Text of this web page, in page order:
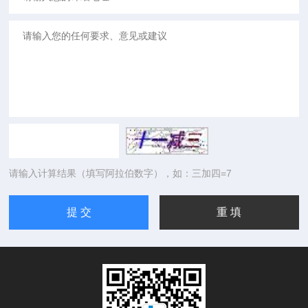
请输入计算结果（填写阿拉伯数字），如：三加四=7